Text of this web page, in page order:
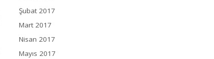
Şubat 2017
Mart 2017
Nisan 2017
Mayıs 2017